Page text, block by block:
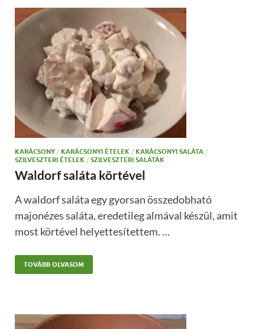
KARÁCSONY / KARÁCSONYI ÉTELEK / KARÁCSONYI SALÁTA /
SZILVESZTERI ÉTELEK / SZILVESZTERI SALÁTÁK
Waldorf saláta körtével
A waldorf saláta egy gyorsan összedobható
majonézes saláta, eredetileg almával készül, amit
most körtével helyettesítettem. …
TOVÁBB OLVASOM